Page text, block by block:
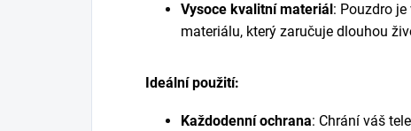
Vysoce kvalitní materiál : Pouzdro
materiálu, který zaručuje dlouhou
Ideální použití:
Každodenní ochrana: Chrání váš